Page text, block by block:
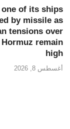
one of its ships
by missile as
tensions over
remain
high
أغسطس 8, 2026